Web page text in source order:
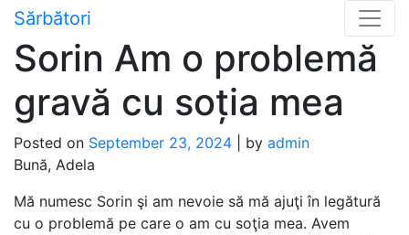
Skip
content
Sărbători
Sorin Am o problemă
gravă cu soția mea
Posted on September 23, 2024 by admin
Bună, Adela
Mă numesc Sorin şi am nevoie să mă ajuţi în legătură
cu o problemă pe care o am cu soţia mea. Avem